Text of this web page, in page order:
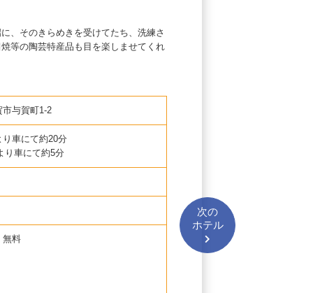
、そのきらめきを受けてたち、洗練さ
等の陶芸特産品も目を楽しませてくれ
与賀町1-2
車にて約20分
り車にて約5分
無料
次の
ホテル